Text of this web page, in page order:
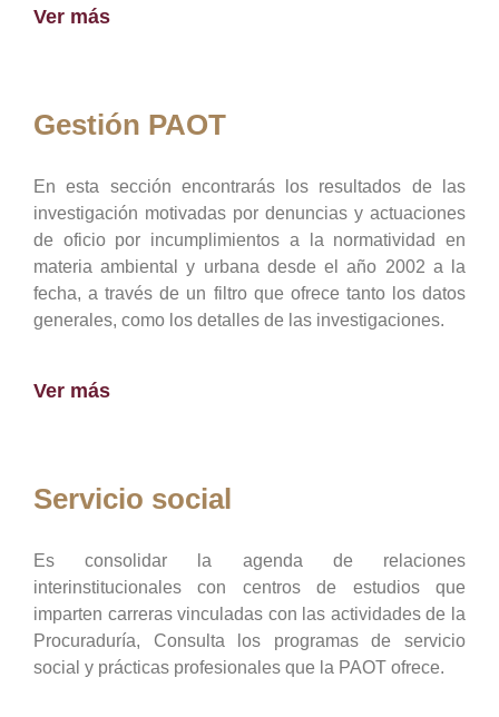
Ver más
Gestión PAOT
En esta sección encontrarás los resultados de las
investigación motivadas por denuncias y actuaciones
de oficio por incumplimientos a la normatividad en
materia ambiental y urbana desde el año 2002 a la
fecha, a través de un filtro que ofrece tanto los datos
generales, como los detalles de las investigaciones.
Ver más
Servicio social
Es consolidar la agenda de relaciones
interinstitucionales con centros de estudios que
imparten carreras vinculadas con las actividades de la
Procuraduría, Consulta los programas de servicio
social y prácticas profesionales que la PAOT ofrece.